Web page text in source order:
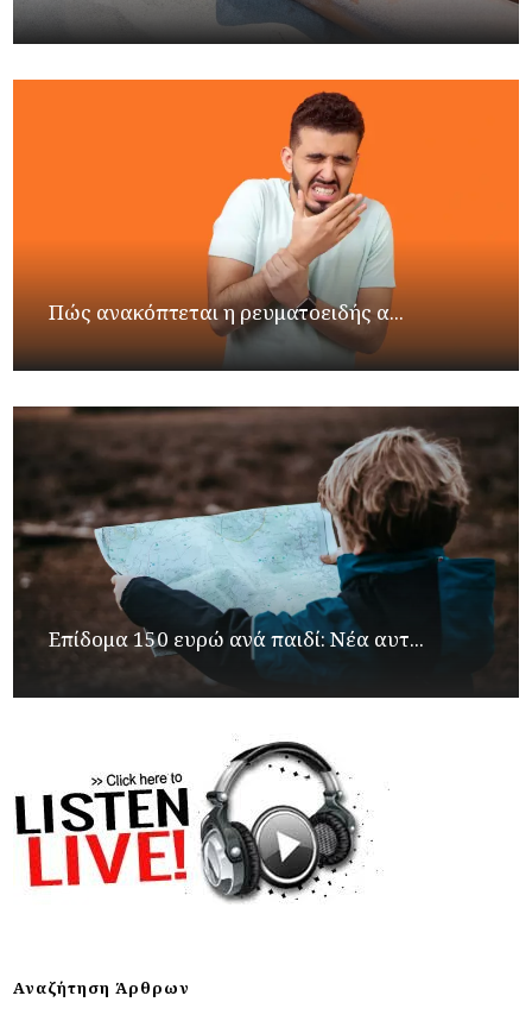
Πώς ανακόπτεται η ρευματοειδής α...
Επίδομα 150 ευρώ ανά παιδί: Νέα αυτ...
Αναζήτηση Άρθρων